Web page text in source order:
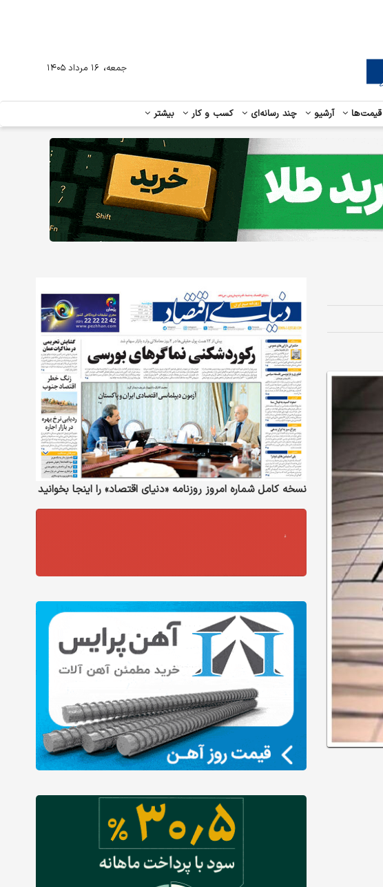
قیمت‌ها آرشیو چند رسانه‌ای کسب و کار بیشتر
جمعه، ۱۶ مرداد ۱۴۰۵
نسخه کامل شماره امروز روزنامه «دنیای‌ اقتصاد» را اینجا بخوانید